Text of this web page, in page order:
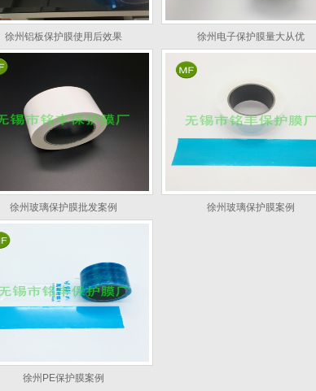
徐州铝板保护膜使用后效果 徐州电子保护膜量大从优
徐州玻璃保护膜批发案例 徐州玻璃保护膜案例
徐州PE保护膜案例